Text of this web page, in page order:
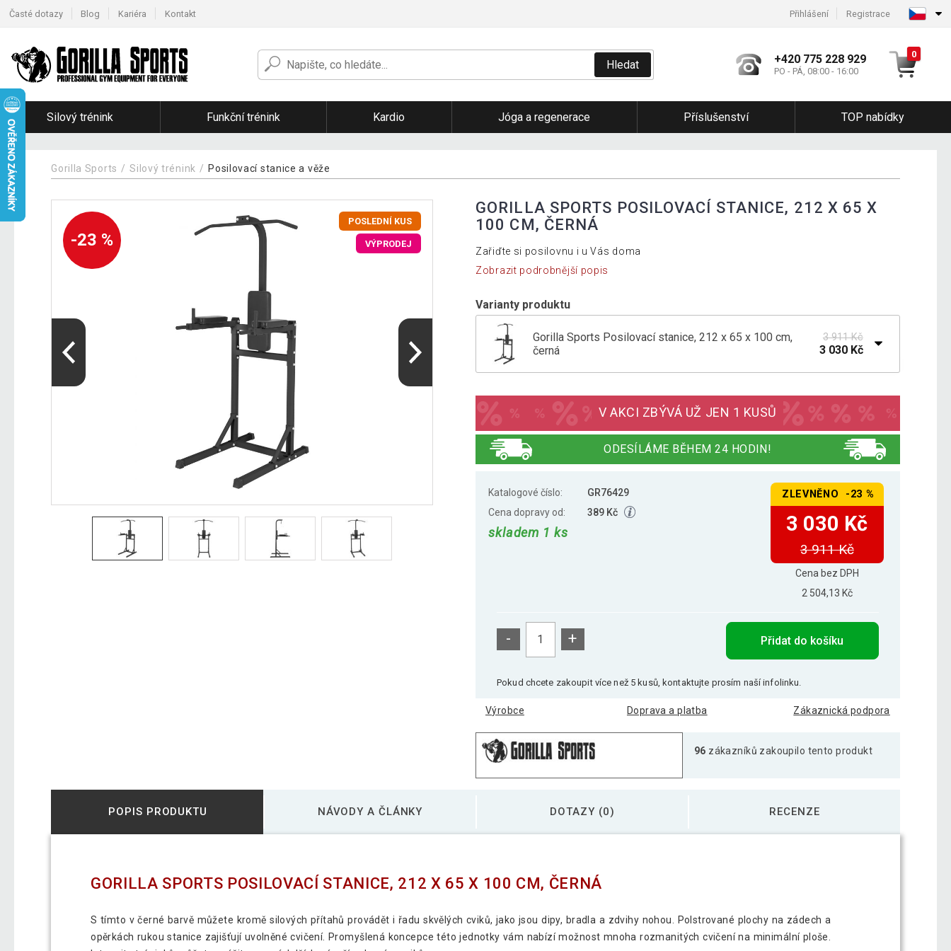
Časté dotazy Blog Kariéra Kontakt Přihlášení Registrace
Hledat +420 775 228 929
PO - PÁ, 08:00 - 16:00
0
Silový trénink Funkční trénink Kardio Jóga a regenerace Příslušenství TOP nabídky
Gorilla Sports Silový trénink Posilovací stanice a věže
-23 %
POSLEDNÍ KUS
VÝPRODEJ
GORILLA SPORTS POSILOVACÍ STANICE, 212 X 65 X
100 CM, ČERNÁ
Zařiďte si posilovnu i u Vás doma
Zobrazit podrobnější popis
Varianty produktu
Gorilla Sports Posilovací stanice, 212 x 65 x 100 cm,
černá
3 911 Kč
3 030 Kč
V AKCI ZBÝVÁ UŽ JEN 1 KUSŮ
ODESÍLÁME BĚHEM 24 HODIN!
Katalogové číslo:
GR76429
Cena dopravy od:
389 Kč
skladem 1 ks
ZLEVNĚNO -23 %
3 030 Kč
3 911 Kč
Cena bez DPH
2 504,13 Kč
- + Přidat do košíku
Pokud chcete zakoupit více než 5 kusů, kontaktujte prosím naší infolinku.
Výrobce Doprava a platba Zákaznická podpora
96 zákazníků zakoupilo tento produkt
POPIS PRODUKTU NÁVODY A ČLÁNKY DOTAZY (0) RECENZE
GORILLA SPORTS POSILOVACÍ STANICE, 212 X 65 X 100 CM, ČERNÁ
S tímto v černé barvě můžete kromě silových přítahů provádět i řadu skvělých cviků, jako jsou dipy, bradla a zdvihy nohou. Polstrované plochy na zádech a
opěrkách rukou stanice zajišťují uvolněné cvičení. Promyšlená koncepce této jednotky vám nabízí možnost mnoha rozmanitých cvičení na minimální ploše.